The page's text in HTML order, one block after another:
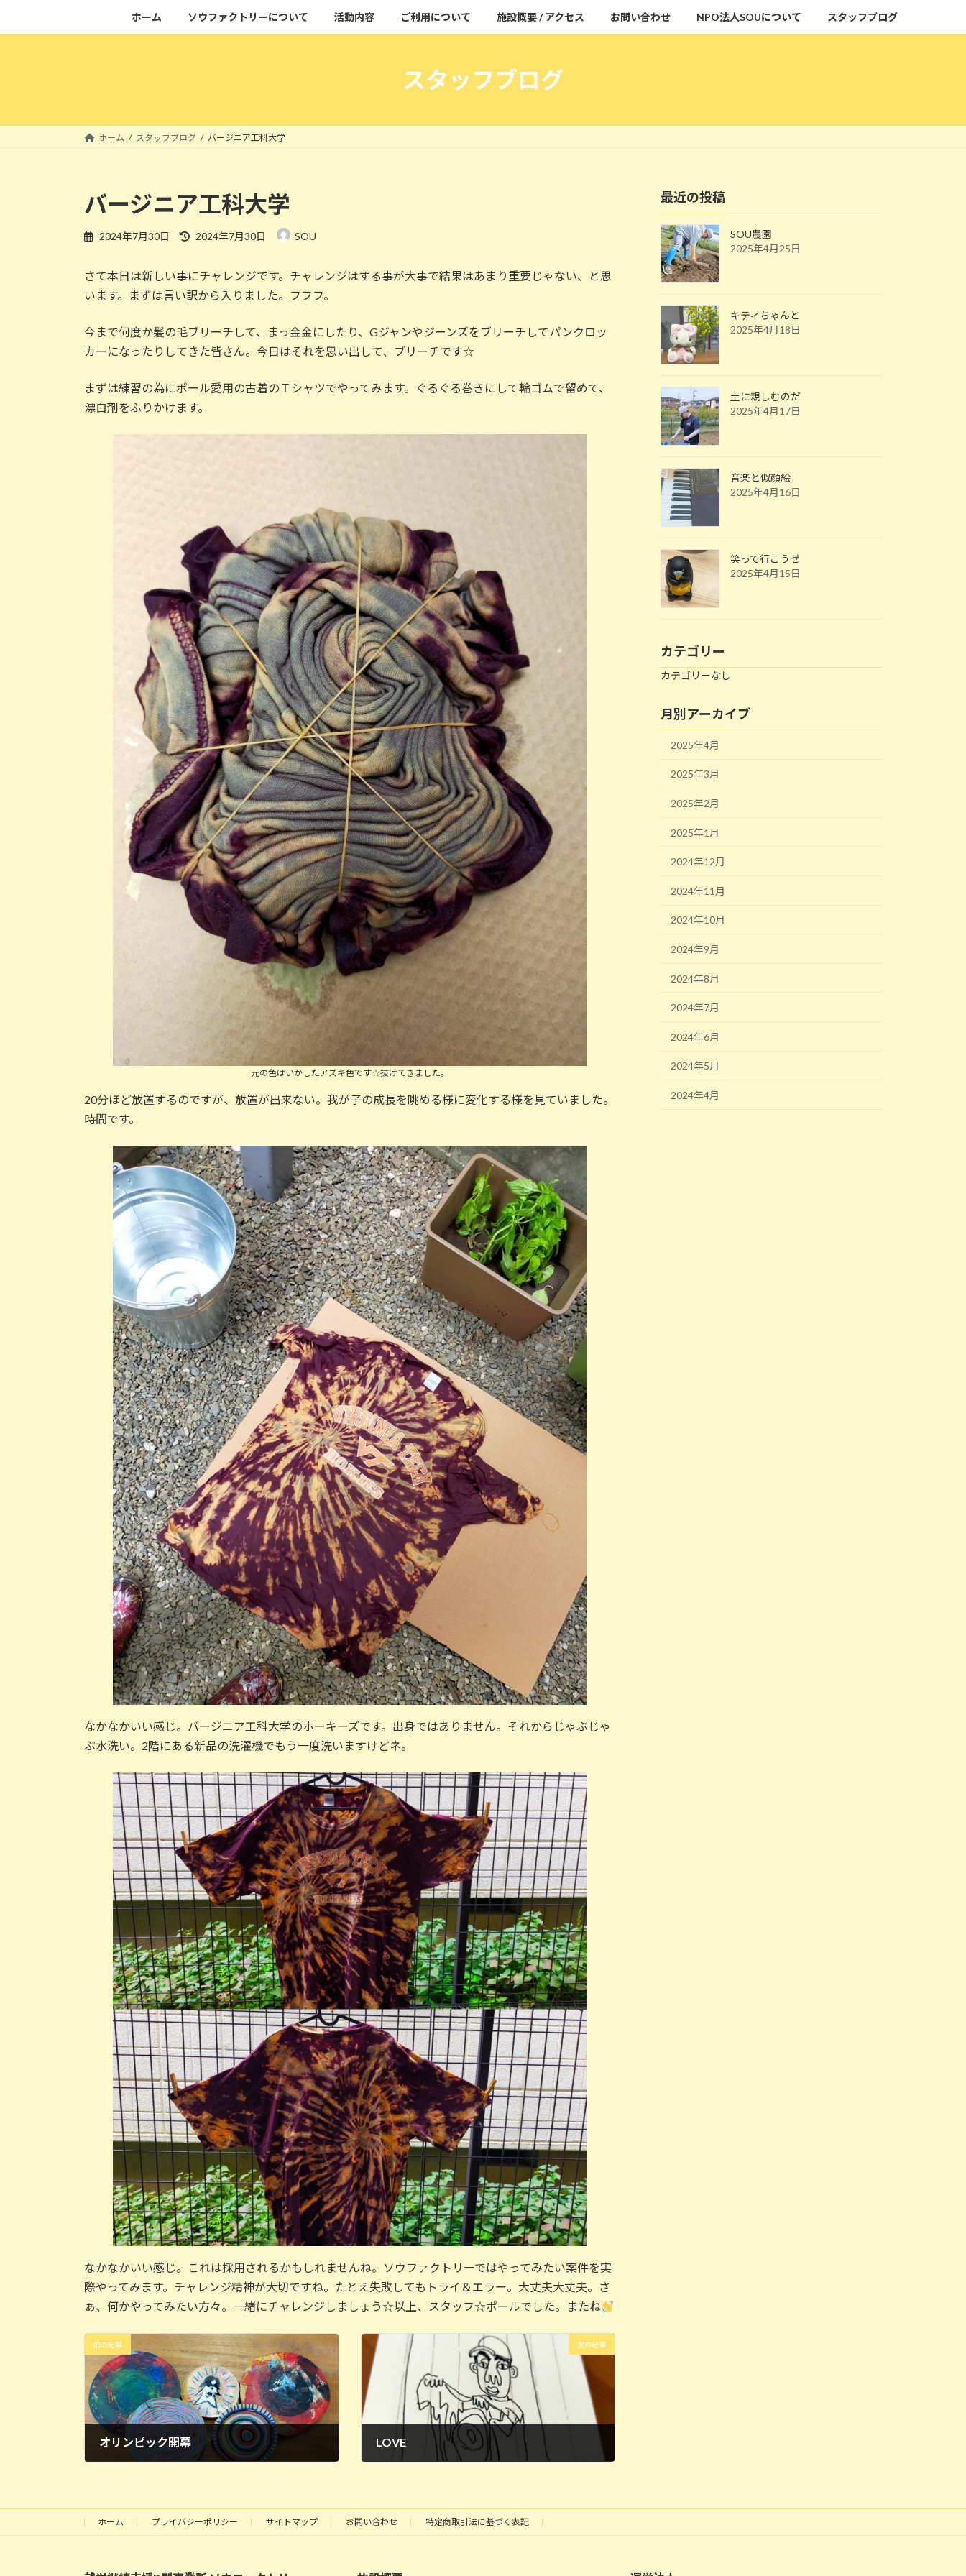
キ
に
ホーム ソウファクトリーについて 活動内容 ご利用について 施設概要 / アクセス お問い合わせ NPO法人SOUについて スタッフブログ
スタッフブログ
ホーム スタッフブログ バージニア工科大学
バージニア工科大学
2024年7月30日
最
新
日
時
2024年7月30日 SOU
さて本日は新しい事にチャレンジです。チャレンジはする事が大事で結果はあまり重要じゃない、と思
います。まずは言い訳から入りました。フフフ。
今まで何度か髪の毛ブリーチして、まっ金金にしたり、Gジャンやジーンズをブリーチしてパンクロッ
カーになったりしてきた皆さん。今日はそれを思い出して、ブリーチです☆
まずは練習の為にポール愛用の古着のＴシャツでやってみます。ぐるぐる巻きにして輪ゴムで留めて、
漂白剤をふりかけます。
元の色はいかしたアズキ色です☆抜けてきました。
20分ほど放置するのですが、放置が出来ない。我が子の成長を眺める様に変化する様を見ていました。
時間です。
なかなかいい感じ。バージニア工科大学のホーキーズです。出身ではありません。それからじゃぶじゃ
ぶ水洗い。2階にある新品の洗濯機でもう一度洗いますけどネ。
なかなかいい感じ。これは採用されるかもしれませんね。ソウファクトリーではやってみたい案件を実
際やってみます。チャレンジ精神が大切ですね。たとえ失敗してもトライ＆エラー。大丈夫大丈夫。さ
ぁ、何かやってみたい方々。一緒にチャレンジしましょう☆以上、スタッフ☆ポールでした。またね
前の記事
オリンピック開幕
次の記事
LOVE
最近の投稿
SOU農園
2025年4月25日
キティちゃんと
2025年4月18日
土に親しむのだ
2025年4月17日
音楽と似顔絵
2025年4月16日
笑って行こうゼ
2025年4月15日
カテゴリー
カテゴリーなし
月別アーカイブ
2025年4月
2025年3月
2025年2月
2025年1月
2024年12月
2024年11月
2024年10月
2024年9月
2024年8月
2024年7月
2024年6月
2024年5月
2024年4月
ホーム プライバシーポリシー サイトマップ お問い合わせ 特定商取引法に基づく表記